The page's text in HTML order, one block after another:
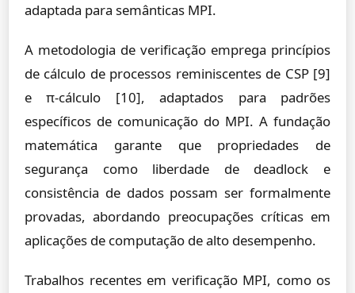
adaptada para semânticas MPI.
A metodologia de verificação emprega princípios
de cálculo de processos reminiscentes de CSP [9]
e π-cálculo [10], adaptados para padrões
específicos de comunicação do MPI. A fundação
matemática garante que propriedades de
segurança como liberdade de deadlock e
consistência de dados possam ser formalmente
provadas, abordando preocupações críticas em
aplicações de computação de alto desempenho.
Trabalhos recentes em verificação MPI, como os